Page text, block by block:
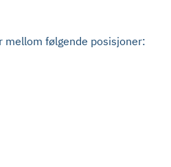
følgende posisjoner: